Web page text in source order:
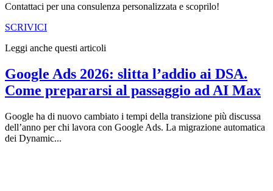
Contattaci per una consulenza personalizzata e scoprilo!
SCRIVICI
Leggi anche questi articoli
Google Ads 2026: slitta l’addio ai DSA.
Come prepararsi al passaggio ad AI Max
Google ha di nuovo cambiato i tempi della transizione più discussa
dell’anno per chi lavora con Google Ads. La migrazione automatica
dei Dynamic...